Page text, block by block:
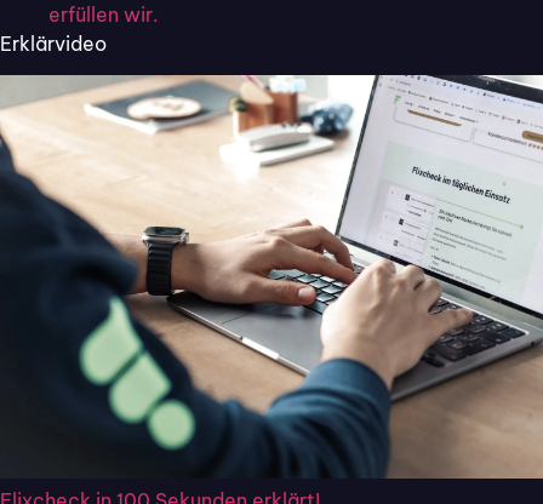
erfüllen wir.
Erklärvideo
Ticketverwaltung
Welche Features sollten
moderne Ticketsysteme
mitbringen?
Ein modernes Ticketsystem für kleine Unternehmen
sollten mit modernen Features ausgestattet sein, die es
Ihren Teams ermöglicht, die Kundenabfragen zielführend
und nachhaltig
abzuarbeiten.
Automatisierung von